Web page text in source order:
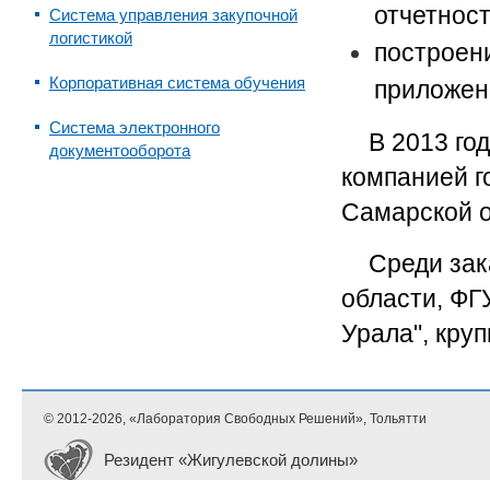
Система управления закупочной
логистикой
Корпоративная система обучения
Система электронного
документооборота
В 2013
компанией
Самарской
Среди
области,
Урала",
© 2012-2026, «Лаборатория Свободных Решений», Тольятти
Резидент «Жигулевской долины»